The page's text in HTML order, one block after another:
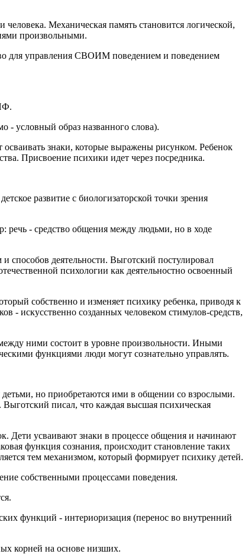
Механическая память становится логической,
произвольными.
для управления СВОИМ поведением и поведением
- условный образ названного слова).
знаки, которые выражены рисунком. Ребенок
Присвоение психики идет через посредника.
развитие с биологизаторской точки зрения
речь - средство общения между людьми, но в ходе
способов деятельности. Выготский постулировал
психологии как деятельностно освоенный
собственно и изменяет психику ребенка, приводя к
искусственно созданных человеком стимулов-средств,
ними состоит в уровне произвольности. Иными
функциями люди могут сознательно управлять.
детьми, но приобретаются ими в общении со взрослыми.
писал, что каждая высшая психическая
Дети усваивают знаки в процессе общения и начинают
функция сознания, происходит становление таких
тем механизмом, который формирует психику детей.
собственными процессами поведения.
функций - интериоризация (перенос во внутренний
корней на основе низших.